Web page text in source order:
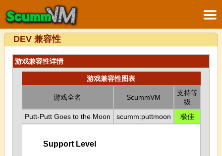
DEV 兼容性
游戏兼容性详情
游戏兼容性图表
游戏全名 ScummVM
支持等
级
Putt-Putt Goes to the Moon
scumm:puttmoon 极佳
Support Level